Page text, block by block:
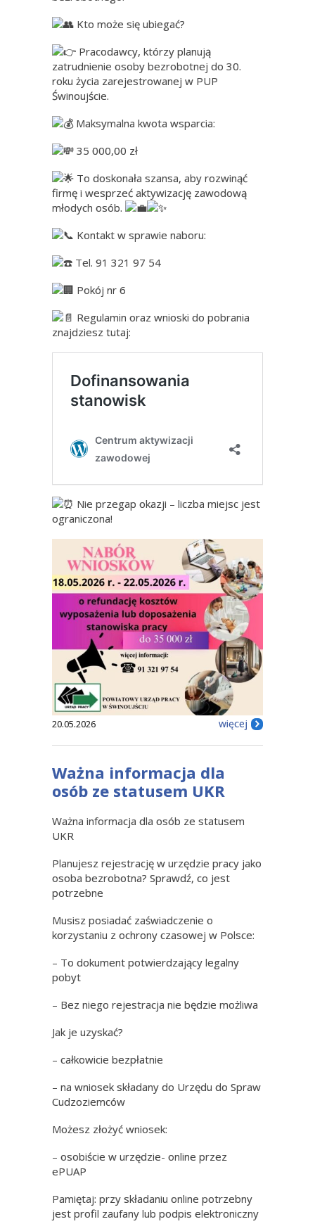
Kto może się ubiegać?
Pracodawcy, którzy planują
zatrudnienie osoby bezrobotnej do 30.
roku życia zarejestrowanej w PUP
Świnoujście.
Maksymalna kwota wsparcia:
35 000,00 zł
To doskonała szansa, aby rozwinąć
firmę i wesprzeć aktywizację zawodową
młodych osób.
Kontakt w sprawie naboru:
Tel. 91 321 97 54
Pokój nr 6
Regulamin oraz wnioski do pobrania
znajdziesz tutaj:
Nie przegap okazji – liczba miejsc jest
ograniczona!
20.05.2026 więcej
Ważna informacja dla
osób ze statusem UKR
Ważna informacja dla osób ze statusem
UKR
Planujesz rejestrację w urzędzie pracy jako
osoba bezrobotna? Sprawdź, co jest
potrzebne
Musisz posiadać zaświadczenie o
korzystaniu z ochrony czasowej w Polsce:
– To dokument potwierdzający legalny
pobyt
– Bez niego rejestracja nie będzie możliwa
Jak je uzyskać?
– całkowicie bezpłatnie
– na wniosek składany do Urzędu do Spraw
Cudzoziemców
Możesz złożyć wniosek:
– osobiście w urzędzie- online przez
ePUAP
Pamiętaj: przy składaniu online potrzebny
jest profil zaufany lub podpis elektroniczny